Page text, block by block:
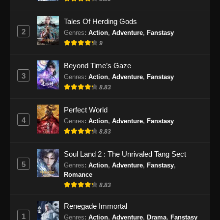
Eps 335 - Against the Sky Supreme Episode
Against the Sky Supreme Episode 336
Subtitle Indonesia
Eps 337 - Against the Sky Supreme Episode
337 Subtitle Indonesia - September 17, 2024
Against the Sky Supreme Episode 338
Eps 338 - Against the Sky Supreme Episode
338 Subtitle Indonesia - September 21, 2024
Against the Sky Supreme Episode 339
Subtitle Indonesia
2
Tales Of Herding Gods
Genres: Action, Adventure, Fanstasy
9
3
Beyond Time’s Gaze
Genres: Action, Adventure, Fanstasy
8.83
4
Perfect World
Genres: Action, Adventure, Fanstasy
8.83
5
Soul Land 2 : The Unrivaled Tang Sect
Genres: Action, Adventure, Fanstasy,
Romance
8.83
1
Renegade Immortal
Genres: Action, Adventure, Drama, Fanstasy